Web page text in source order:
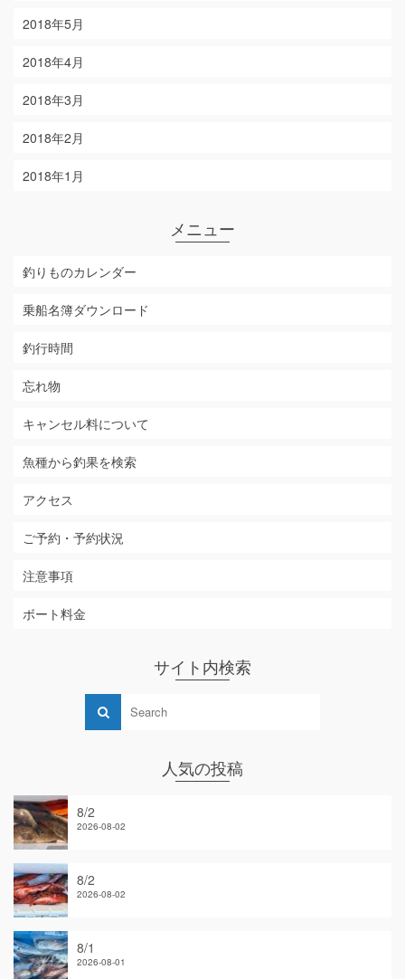
2018年5月
2018年4月
2018年3月
2018年2月
2018年1月
メニュー
釣りものカレンダー
乗船名簿ダウンロード
釣行時間
忘れ物
キャンセル料について
魚種から釣果を検索
アクセス
ご予約・予約状況
注意事項
ボート料金
サイト内検索
人気の投稿
8/2
2026-08-02
8/2
2026-08-02
8/1
2026-08-01